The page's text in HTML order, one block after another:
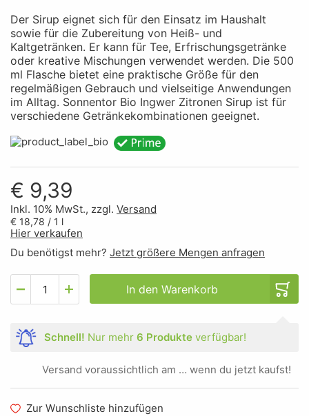
Der Sirup eignet sich für den Einsatz im Haushalt
sowie für die Zubereitung von Heiß- und
Kaltgetränken. Er kann für Tee, Erfrischungsgetränke
oder kreative Mischungen verwendet werden. Die 500
ml Flasche bietet eine praktische Größe für den
regelmäßigen Gebrauch und vielseitige Anwendungen
im Alltag. Sonnentor Bio Ingwer Zitronen Sirup ist für
verschiedene Getränkekombinationen geeignet.
€ 9,39
Inkl. 10% MwSt., zzgl. Versand
€ 18,78 / 1 l
Hier verkaufen
Du benötigst mehr? Jetzt größere Mengen anfragen
In den Warenkorb
Schnell! Nur mehr 6 Produkteverfügbar!
Versand voraussichtlich am … wenn du jetzt kaufst!
Zur Wunschliste hinzufügen